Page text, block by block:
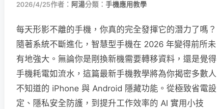
2026/4/25作者： 阿湯分類： 手機應用教學
每天形影不離的手機，你真的完全發揮它的潛力了嗎？
隨著系統不斷進化，智慧型手機在 2026 年變得前所未
有地強大。無論你是剛換新機需要轉移資料，還是覺得
手機耗電如流水，這篇最新手機教學將為你揭密多數人
不知道的 iPhone 與 Android 隱藏功能。從極致省電設
定、隱私安全防護，到提升工作效率的 AI 實用小技